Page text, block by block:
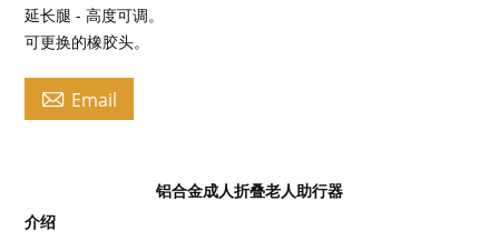
延长腿 - 高度可调。
可更换的橡胶头。
 Email
铝合金成人折叠老人助行器
介绍